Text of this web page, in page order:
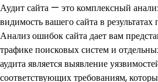
Аудит сайта — это комплексный
видимость вашего сайта в
Анализ ошибок сайта дает вам
трафике поисковых систем и
аудита является выявление
соответствующих требованиям,